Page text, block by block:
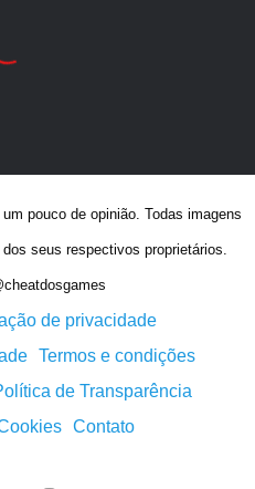
pouco de opinião. Todas imagens
seus respectivos proprietários.
de privacidade
Termos e condições
de Transparência
Contato